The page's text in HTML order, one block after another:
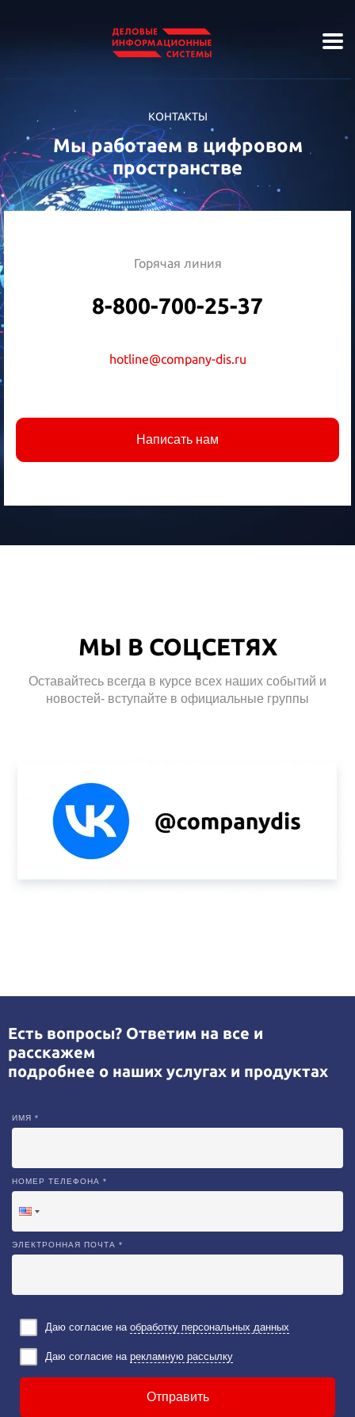
КОНТАКТЫ
Мы работаем в цифровом
пространстве
Горячая линия
8-800-700-25-37
hotline@company-dis.ru
Написать нам
МЫ В СОЦСЕТЯХ
Оставайтесь всегда в курсе всех наших событий и
новостей- вступайте в официальные группы
Есть вопросы? Ответим на все и
расскажем
подробнее о наших услугах и продуктах
ИМЯ *
НОМЕР ТЕЛЕФОНА *
ЭЛЕКТРОННАЯ ПОЧТА *
Даю согласие на обработку персональных данных
Даю согласие на рекламную рассылку
Отправить